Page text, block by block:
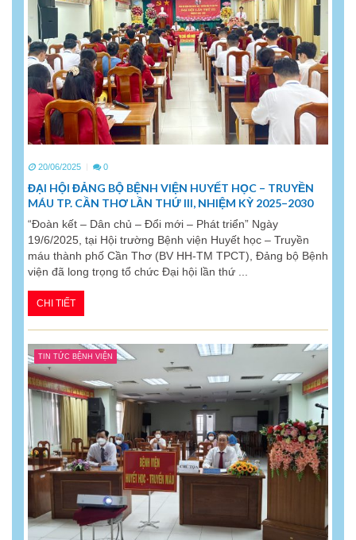
20/06/2025 0
ĐẠI HỘI ĐẢNG BỘ BỆNH VIỆN HUYẾT HỌC – TRUYỀN
MÁU TP. CẦN THƠ LẦN THỨ III, NHIỆM KỲ 2025–2030
“Đoàn kết – Dân chủ – Đổi mới – Phát triển” Ngày
19/6/2025, tại Hội trường Bệnh viện Huyết học – Truyền
máu thành phố Cần Thơ (BV HH-TM TPCT), Đảng bộ Bệnh
viện đã long trọng tổ chức Đại hội lần thứ ...
CHI TIẾT
TIN TỨC BỆNH VIỆN